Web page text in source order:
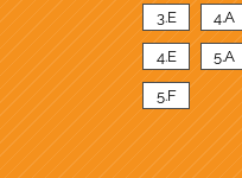
3.E 4.A
4.E 5.A
5.F